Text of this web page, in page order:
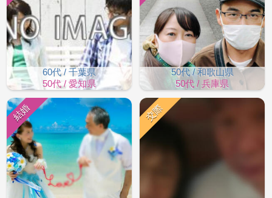
60代 / 千葉県
50代 / 愛知県
50代 / 和歌山県
50代 / 兵庫県
結婚 交際